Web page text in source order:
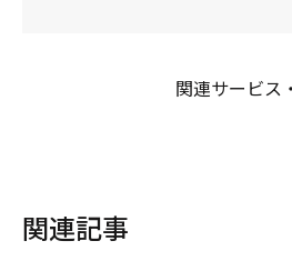
関連サービス
関連記事